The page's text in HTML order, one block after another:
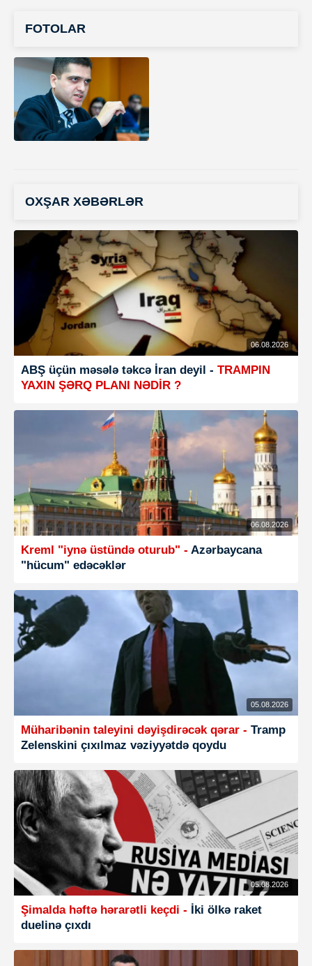
FOTOLAR
OXŞAR XƏBƏRLƏR
06.08.2026
ABŞ üçün məsələ təkcə İran deyil - TRAMPIN
YAXIN ŞƏRQ PLANI NƏDİR ?
06.08.2026
Kreml "iynə üstündə oturub" - Azərbaycana
"hücum" edəcəklər
05.08.2026
Müharibənin taleyini dəyişdirəcək qərar - Tramp
Zelenskini çıxılmaz vəziyyətdə qoydu
05.08.2026
Şimalda həftə hərarətli keçdi - İki ölkə raket
duelinə çıxdı